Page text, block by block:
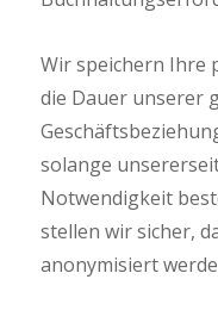
Wir speichern Ihre
die Dauer unserer
solange
Notwendigkeit
stellen wir sicher,
anonymisiert